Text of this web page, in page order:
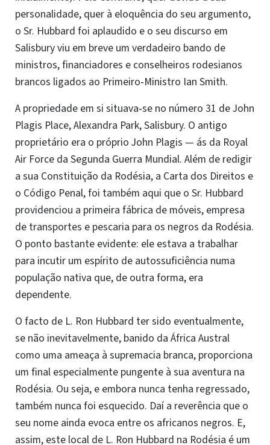
personalidade, quer à eloquência do seu argumento,
o Sr. Hubbard foi aplaudido e o seu discurso em
Salisbury viu em breve um verdadeiro bando de
ministros, financiadores e conselheiros rodesianos
brancos ligados ao Primeiro‑Ministro Ian Smith.
A propriedade em si situava‑se no número 31 de John
Plagis Place, Alexandra Park, Salisbury. O antigo
proprietário era o próprio John Plagis — ás da Royal
Air Force da Segunda Guerra Mundial. Além de redigir
a sua Constituição da Rodésia, a Carta dos Direitos e
o Código Penal, foi também aqui que o Sr. Hubbard
providenciou a primeira fábrica de móveis, empresa
de transportes e pescaria para os negros da Rodésia.
O ponto bastante evidente: ele estava a trabalhar
para incutir um espírito de autossuficiência numa
população nativa que, de outra forma, era
dependente.
O facto de L. Ron Hubbard ter sido eventualmente,
se não inevitavelmente, banido da África Austral
como uma ameaça à supremacia branca, proporciona
um final especialmente pungente à sua aventura na
Rodésia. Ou seja, e embora nunca tenha regressado,
também nunca foi esquecido. Daí a reverência que o
seu nome ainda evoca entre os africanos negros. E,
assim, este local de L. Ron Hubbard na Rodésia é um